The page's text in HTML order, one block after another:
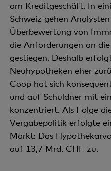
am Kreditgeschäft. In
Schweiz gehen
Überbewertung von
die Anforderungen an
gestiegen. Deshalb
Neuhypotheken eher
Coop hat sich
und auf Schuldner mit
konzentriert. Als Folge
Vergabepolitik erfolgte
Markt: Das
auf 13,7 Mrd. CHF zu.